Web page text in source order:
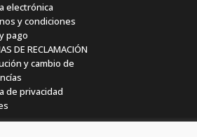
electrónica
y condiciones
pago
DE RECLAMACIÓN
y cambio de
de privacidad